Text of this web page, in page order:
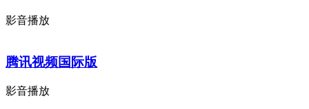
影音播放
腾讯视频国际版
影音播放